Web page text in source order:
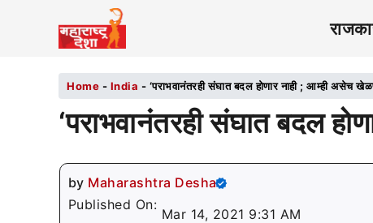
Home - India - ‘पराभवानंतरही संघात बदल होणार नाही ; आम्ही असेच
‘पराभवानंतरही संघात बदल
by Maharashtra Desha
Published On:
Mar 14, 2021 9:31 AM